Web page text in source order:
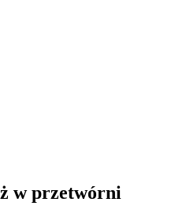
w przetwórni